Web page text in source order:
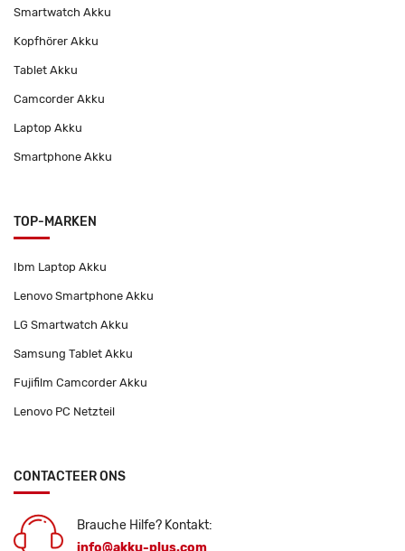
Smartwatch Akku
Kopfhörer Akku
Tablet Akku
Camcorder Akku
Laptop Akku
Smartphone Akku
TOP-MARKEN
Ibm Laptop Akku
Lenovo Smartphone Akku
LG Smartwatch Akku
Samsung Tablet Akku
Fujifilm Camcorder Akku
Lenovo PC Netzteil
CONTACTEER ONS
Brauche Hilfe? Kontakt: